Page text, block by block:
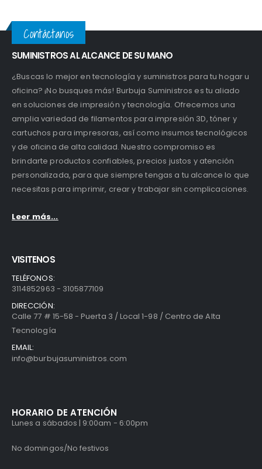
Contáctanos
SUMINISTROS AL ALCANCE DE SU MANO
¿Buscas lo mejor en tecnología y suministros para tu hogar u
oficina? ¡No busques más! Burbuja Suministros es tu aliado
en soluciones de impresión y tecnología. Ofrecemos una
amplia variedad de filamentos para impresión 3D, tóner y
cartuchos para impresoras, así como insumos tecnológicos
y de oficina de alta calidad. Nuestro compromiso es
brindarte productos confiables, precios justos y atención
personalizada, para que siempre tengas a tu alcance lo que
necesitas para imprimir, crear y trabajar sin complicaciones.
Leer más...
VISITENOS
TELÉFONOS:
3114852963 - 3105877109
DIRECCIÓN:
Calle 77 # 15-58 - Puerta 3 / Local 1-98 / Centro de Alta
Tecnología
EMAIL:
info@burbujasuministros.com
HORARIO DE ATENCIÓN
Lunes a sábados | 9:00am - 6:00pm
No domingos/No festivos